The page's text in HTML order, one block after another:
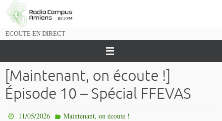
Passer
vers
ECOUTE EN DIRECT
[Maintenant, on écoute !]
Épisode 10 – Spécial FFEVAS
11/05/2026 Maintenant, on écoute !